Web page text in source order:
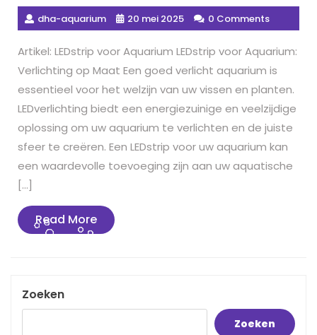
dha-aquarium 20 mei 2025 0 Comments
Artikel: LEDstrip voor Aquarium LEDstrip voor Aquarium:
Verlichting op Maat Een goed verlicht aquarium is
essentieel voor het welzijn van uw vissen en planten.
LEDverlichting biedt een energiezuinige en veelzijdige
oplossing om uw aquarium te verlichten en de juiste
sfeer te creëren. Een LEDstrip voor uw aquarium kan
een waardevolle toevoeging zijn aan uw aquatische
[…]
Read MoreRead
More
Zoeken
Zoeken